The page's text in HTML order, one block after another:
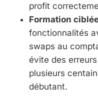
profit
Formation
fonctionnalités
swaps au
évite des
plusieurs
débutant.